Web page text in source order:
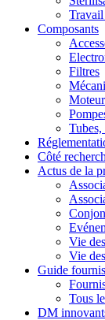
Travail
Composants
Filtres
Côté
Actus de la
Vie
Vie
Guide
Tous
DM